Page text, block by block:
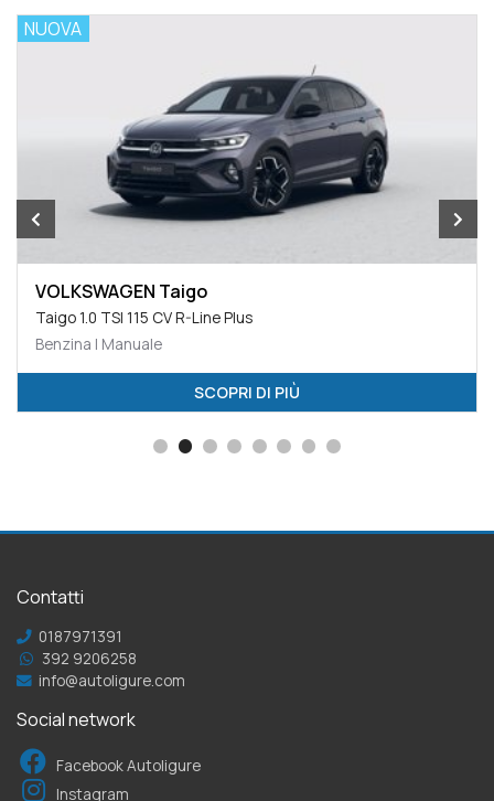
NUOVA
VOLKSWAGEN Taigo
Taigo 1.0 TSI 115 CV R-Line Plus
Benzina | Manuale
SCOPRI DI PIÙ
Contatti
0187971391
392 9206258
info@autoligure.com
Social network
Facebook Autoligure
Instagram